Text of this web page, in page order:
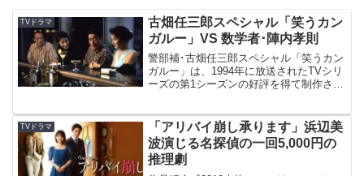
TVドラマ
古畑任三郎スペシャル「笑うカン
ガルー」VS 数学者･陣内孝則
警部補･古畑任三郎スペシャル「笑うカン
ガルー」は、1994年に放送されたTVシリ
ーズの第1シーズンの好評を得て制作され
に居合わせる休暇中の古畑任三郎。
TVドラマ
「アリバイ崩し承ります」浜辺美
波演じる名探偵の一回5,000円の
推理劇